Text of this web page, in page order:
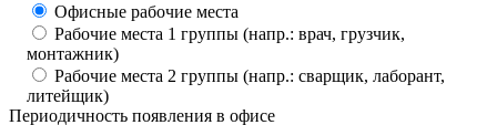
Офисные рабочие места
Рабочие места 1 группы (напр.: врач, грузчик,
монтажник)
Рабочие места 2 группы (напр.: сварщик, лаборант,
литейщик)
Периодичность появления в офисе